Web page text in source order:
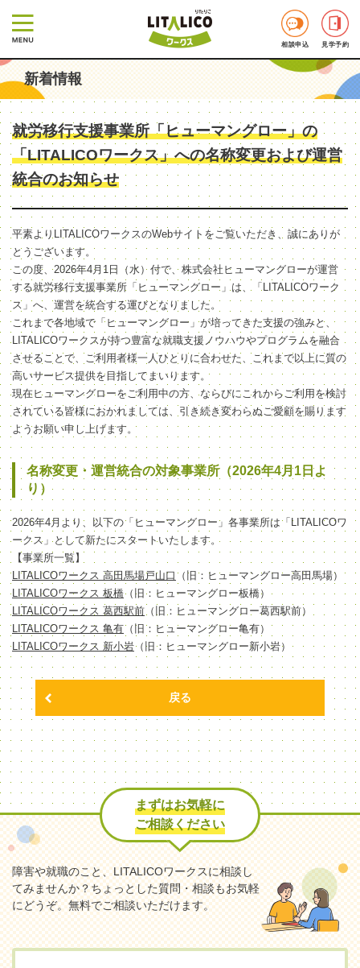
相談申込 見学予約
新着情報
就労移行支援事業所「ヒューマングロー」の
「LITALICOワークス」への名称変更および運営
統合のお知らせ
平素よりLITALICOワークスのWebサイトをご覧いただき、誠にありが
とうございます。
この度、2026年4月1日（水）付で、株式会社ヒューマングローが運営
する就労移行支援事業所「ヒューマングロー」は、「LITALICOワーク
ス」へ、運営を統合する運びとなりました。
これまで各地域で「ヒューマングロー」が培ってきた支援の強みと、
LITALICOワークスが持つ豊富な就職支援ノウハウやプログラムを融合
させることで、ご利用者様一人ひとりに合わせた、これまで以上に質の
高いサービス提供を目指してまいります。
現在ヒューマングローをご利用中の方、ならびにこれからご利用を検討
されている皆様におかれましては、引き続き変わらぬご愛顧を賜ります
ようお願い申し上げます。
名称変更・運営統合の対象事業所（2026年4月1日よ
り）
2026年4月より、以下の「ヒューマングロー」各事業所は「LITALICOワ
ークス」として新たにスタートいたします。
【事業所一覧】
LITALICOワークス 高田馬場戸山口 （旧：ヒューマングロー高田馬場）
LITALICOワークス 板橋（旧：ヒューマングロー板橋）
LITALICOワークス 葛西駅前 （旧：ヒューマングロー葛西駅前）
LITALICOワークス 亀有（旧：ヒューマングロー亀有）
LITALICOワークス 新小岩（旧：ヒューマングロー新小岩）
戻る
まずはお気軽に
ご相談ください
障害や就職のこと、LITALICOワークスに相談し
てみませんか？ちょっとした質問・相談もお気軽
にどうぞ。無料でご相談いただけます。